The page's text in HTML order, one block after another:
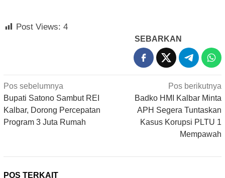
Post Views: 4
SEBARKAN
Navigasi
pos
Pos sebelumnya
Bupati Satono Sambut REI
Kalbar, Dorong Percepatan
Program 3 Juta Rumah
Pos berikutnya
Badko HMI Kalbar Minta
APH Segera Tuntaskan
Kasus Korupsi PLTU 1
Mempawah
POS TERKAIT